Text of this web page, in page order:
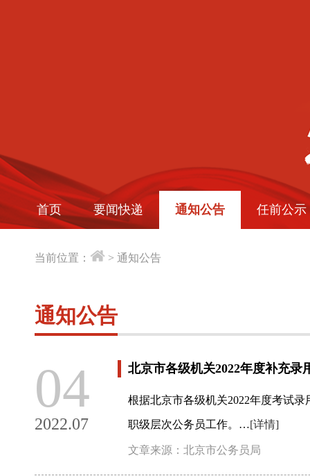
首页 要闻快递 通知公告 任前公示
当前位置： > 通知公告
通知公告
04
2022.07
北京市各级机关2022年度补充录
根据北京市各级机关2022年度考试
职级层次公务员工作。…[详情]
文章来源：北京市公务员局